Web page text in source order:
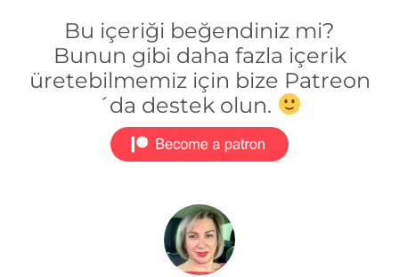
Bu içeriği beğendiniz mi?
Bunun gibi daha fazla içerik
üretebilmemiz için bize Patreon
´da destek olun.